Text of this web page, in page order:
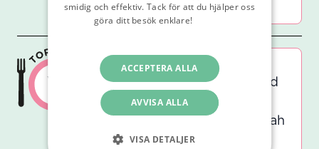
potatis
v2
Corner of the world
Dagens lunch: Tom Kah med
kyckling och basmatiris
Dagens vegetariska: Tom Kah
med tzay och basmatiris
smidig och effektiv. Tack för att du hjälper oss
göra ditt besök enklare!
ACCEPTERA ALLA
AVVISA ALLA
VISA DETALJER